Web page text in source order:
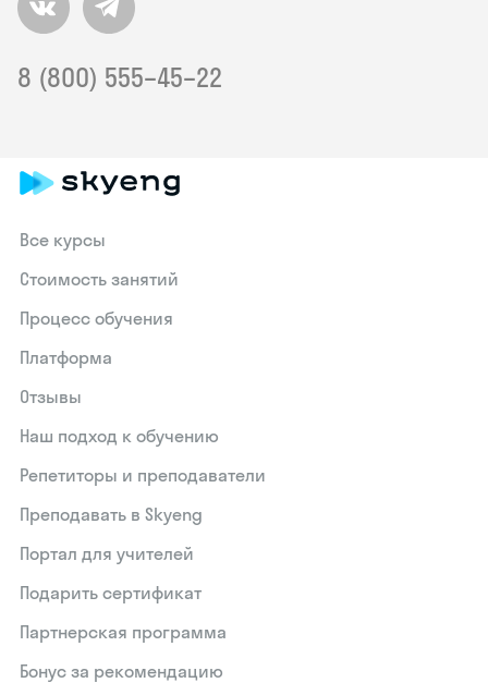
8 (800) 555–45–22
Все курсы
Стоимость занятий
Процесс обучения
Платформа
Отзывы
Наш подход к обучению
Репетиторы и преподаватели
Преподавать в Skyeng
Портал для учителей
Подарить сертификат
Партнерская программа
Бонус за рекомендацию